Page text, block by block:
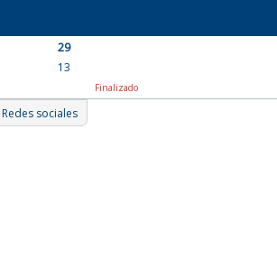
29
13
Finalizado
Redes sociales